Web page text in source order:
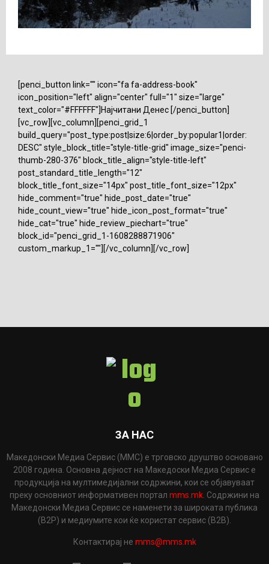
[penci_button link="" icon="fa fa-address-book"
icon_position="left" align="center" full="1" size="large"
text_color="#FFFFFF"]Најчитани Денес [/penci_button]
[vc_row][vc_column][penci_grid_1
build_query="post_type:post|size:6|order_by:popular1|order:
DESC" style_block_title="style-title-grid" image_size="penci-
thumb-280-376" block_title_align="style-title-left"
post_standard_title_length="12"
block_title_font_size="14px" post_title_font_size="12px"
hide_comment="true" hide_post_date="true"
hide_count_view="true" hide_icon_post_format="true"
hide_cat="true" hide_review_piechart="true"
block_id="penci_grid_1-1608288871906"
custom_markup_1=""][/vc_column][/vc_row]
ЗА НАС
Македонски Медиа Сервис (ММС) е трговско друштво основано
2008 година. Основна дејност на Македоски Медиа Сервис е
продукција на мултимедијални содржини, кои се објавуваат
преку основниот информативен портал mms.mk. Содржини на
Македонски Медиа Сервис се наменети за широката публика
(B2P) и медиумите кои ќе користат сервис (B2B).
Контактирај не mms@mms.mk